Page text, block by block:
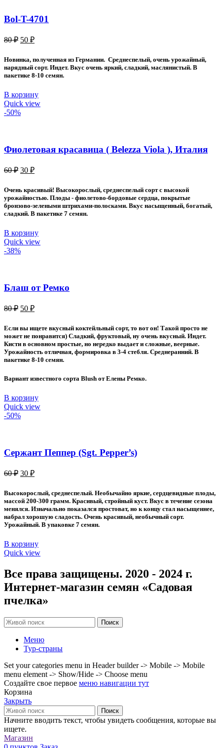
Bol-T-4701
80₽ Первоначальная
80 ₽.
50 ₽Текущая
50 ₽.
Новинка, полученная из Германии. Среднеспелый, очень урожайный,
нарядный сорт. Индет. Вкус очень яркий, сладкий, маслянистый. В
пакетике 8-10 семян.
В корзину
Quick view
-50%
Фиолетовая красавица ( Belezza Viola ), Италия
60₽ Первоначальная
составляла
60 ₽.
30 ₽Текущая
30 ₽.
Очень красивый! Высокорослый, среднеспелый сорт с высокой
урожайностью. Плоды - фиолетово-бордовые сердца, покрытые
бронзово-зелеными штрихами-полосками. Вкус насыщенный, богатый,
сладкий. В пакетике 7 семян.
В корзину
Quick view
-38%
Блаш от Ремко
80₽ Первоначальная
80 ₽.
50 ₽Текущая
50 ₽.
Если вы ищете вкусный коктейльный сорт, то вот он! Такой просто не
может не понравится) Сладкий, фруктовый, ну очень вкусный. Индет.
Кисти в основном простые, но нередко выдает и сложные, веерные.
Урожайность отличная, формировка в 3-4 стебля. Среднеранний. В
пакетике 8-10 семян.
Вариант известного сорта Blush от Елены Ремко.
В корзину
Quick view
-50%
Сержант Пеппер (Sgt. Pepper’s)
60₽ Первоначальная
составляла
60 ₽.
30 ₽Текущая
30 ₽.
Высокорослый, среднеспелый. Необычайно яркие, сердцевидные плоды,
массой 200-300 грамм. Красивый, стройный куст. Вкус в течение сезона
менялся. Изначально показался простоват, но к концу стал насыщеннее,
набрал хорошую сладость. Очень красивый, необычный сорт.
Урожайный. В упаковке 7 семян.
В корзину
Quick view
Все права защищены. 2020 - 2024 г.
Интернет-магазин семян «Садовая
пчелка»
Поиск
Меню
Тур-страны
Set your categories menu in Header builder -> Mobile -> Mobile
menu element -> Show/Hide -> Choose menu
Создайте свое первое меню навигации тут
Корзина
Закрыть
Поиск
Начните вводить текст, чтобы увидеть сообщения, которые вы
ищете.
Магазин